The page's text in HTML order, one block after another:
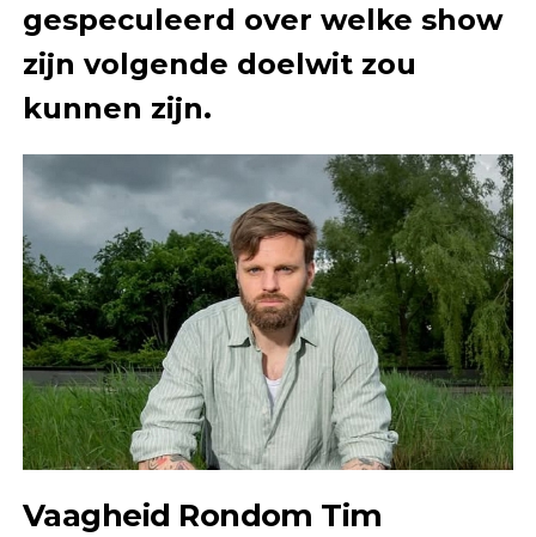
gespeculeerd over welke show
zijn volgende doelwit zou
kunnen zijn.
Vaagheid Rondom Tim